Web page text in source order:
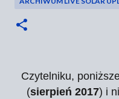
Czytelniku,
(sierpień 2017) i